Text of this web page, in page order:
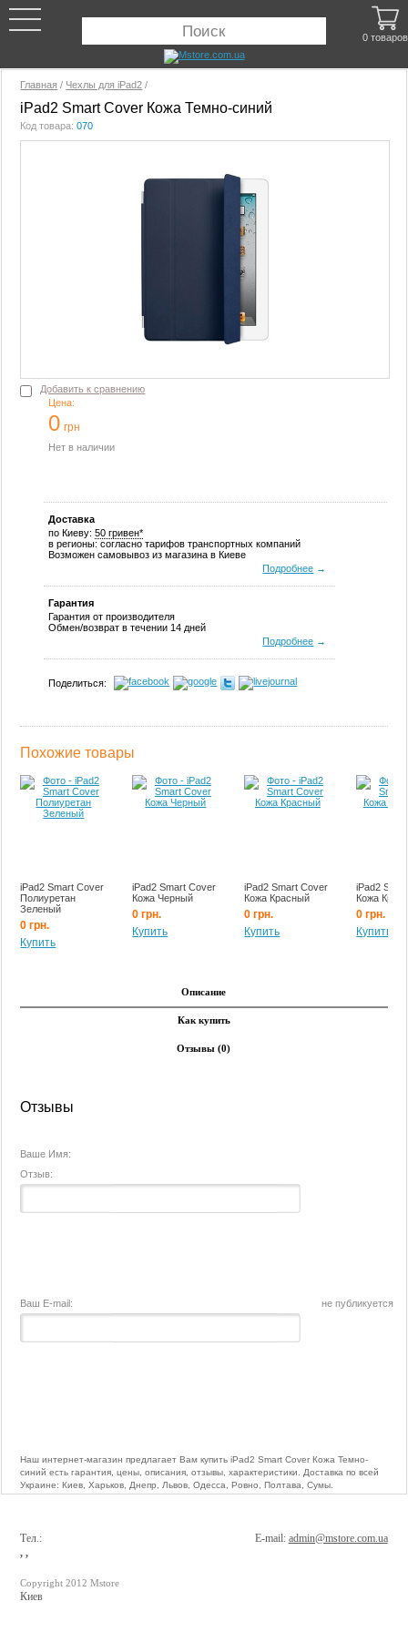
Главная / Чехлы для iPad2 /
iPad2 Smart Cover Кожа Темно-синий
Код товара:070
Добавить к сравнению
Цена:
0 грн
Нет в наличии
Доставка
по Киеву:50 гривен*
в регионы: согласно тарифов транспортных компаний
Возможен самовывоз из магазина в Киеве
Подробнее →
Гарантия
Гарантия от производителя
Обмен/возврат в течении 14 дней
Подробнее →
Поделиться:
Похожие товары
iPad2 Smart Cover
Полиуретан
Зеленый
0 грн.
Купить
iPad2 Smart Cover
Кожа Черный
0 грн.
Купить
iPad2 Smart Cover
Кожа Красный
0 грн.
Купить
iPad2
Кожа
0 грн.
Купить
Описание
Как купить
Отзывы (0)
Отзывы
Ваше Имя:
Отзыв:
не публикуется
Ваш E-mail:
Наш интернет-магазин предлагает Вам купить iPad2 Smart Cover Кожа Темно-
синий есть гарантия, цены, описания, отзывы, характеристики. Доставка по всей
Украине: Киев, Харьков, Днепр, Львов, Одесса, Ровно, Полтава, Сумы.
0 товаров
Тел.:
, ,
Киев
Copyright 2012 Mstore
E-mail: admin@mstore.com.ua